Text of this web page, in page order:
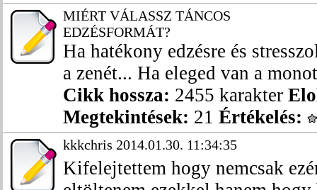
MIÉRT VÁLASSZ TÁNCOS
EDZÉSFORMÁT?
Ha hatékony edzésre és
a zenét... Ha eleged van a
Cikk hossza: 2455 karakter
Megtekintések: 21 Értékelés:
kkkchris 2014.01.30. 11:34:35
Kifelejtettem hogy nemcsak